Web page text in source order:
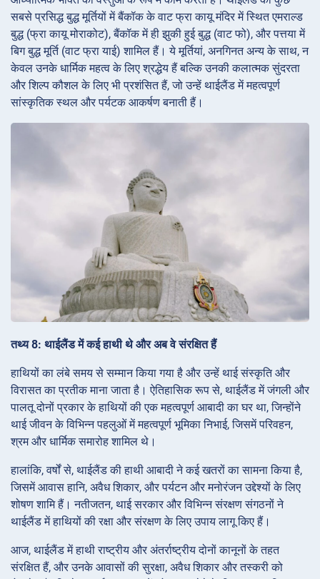
सबसे प्रसिद्ध बुद्ध मूर्तियों में बैंकॉक के वाट फ्रा कायू मंदिर में स्थित एमराल्ड
बुद्ध (फ्रा कायू मोराकोट), बैंकॉक में ही झुकी हुई बुद्ध (वाट फो), और पत्तया में
बिग बुद्ध मूर्ति (वाट फ्रा याई) शामिल हैं। ये मूर्तियां, अनगिनत अन्य के साथ, न
केवल उनके धार्मिक महत्व के लिए श्रद्धेय हैं बल्कि उनकी कलात्मक सुंदरता
और शिल्प कौशल के लिए भी प्रशंसित हैं, जो उन्हें थाईलैंड में महत्वपूर्ण
सांस्कृतिक स्थल और पर्यटक आकर्षण बनाती हैं।
तथ्य 8: थाईलैंड में कई हाथी थे और अब वे संरक्षित हैं
हाथियों का लंबे समय से सम्मान किया गया है और उन्हें थाई संस्कृति और
विरासत का प्रतीक माना जाता है। ऐतिहासिक रूप से, थाईलैंड में जंगली और
पालतू दोनों प्रकार के हाथियों की एक महत्वपूर्ण आबादी का घर था, जिन्होंने
थाई जीवन के विभिन्न पहलुओं में महत्वपूर्ण भूमिका निभाई, जिसमें परिवहन,
श्रम और धार्मिक समारोह शामिल थे।
हालांकि, वर्षों से, थाईलैंड की हाथी आबादी ने कई खतरों का सामना किया है,
जिसमें आवास हानि, अवैध शिकार, और पर्यटन और मनोरंजन उद्देश्यों के लिए
शोषण शामि हैं। नतीजतन, थाई सरकार और विभिन्न संरक्षण संगठनों ने
थाईलैंड में हाथियों की रक्षा और संरक्षण के लिए उपाय लागू किए हैं।
आज, थाईलैंड में हाथी राष्ट्रीय और अंतर्राष्ट्रीय दोनों कानूनों के तहत
संरक्षित हैं, और उनके आवासों की सुरक्षा, अवैध शिकार और तस्करी को